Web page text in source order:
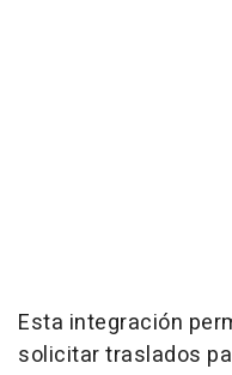
Esta integración
solicitar traslados